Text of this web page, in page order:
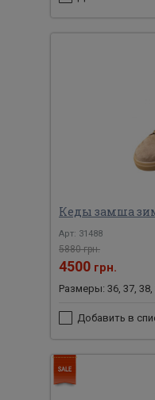
Кеды замша
Арт: 31488
5880 грн.
4500 грн.
Размеры: 36, 37, 38,
Добавить в